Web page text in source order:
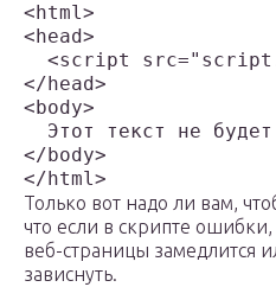
<html>
<head>
<script
</head>
<body>
Этот текст не
</body>
</html>
Только вот надо ли вам,
что если в скрипте ошибки,
веб-страницы замедлится
зависнуть.